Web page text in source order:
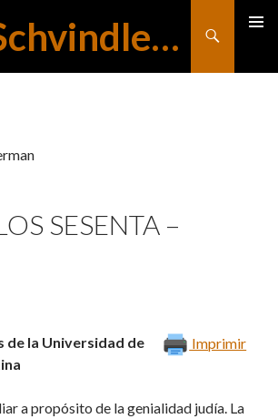
Julián Schvindlerman
SESENTA –
Imprimir
de la Universidad de
a propósito de la genialidad judía. La